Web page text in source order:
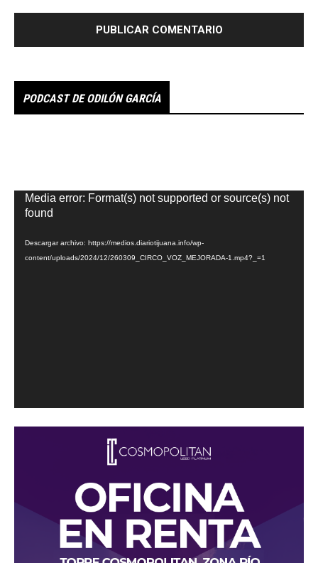
PODCAST DE ODILÓN GARCÍA
Reproductor
de
Media error: Format(s) not supported or source(s) not
found
Descargar archivo: https://medios.diariotijuana.info/wp-
content/uploads/2024/12/260309_CIRCO_VOZ_MEJORADA-1.mp4?_=1